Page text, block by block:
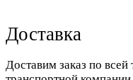
Доставка
Доставим заказ по